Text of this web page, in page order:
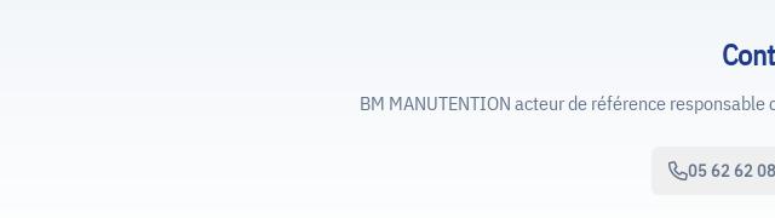
BM MANUTENTION acteur de référence
05 62 62